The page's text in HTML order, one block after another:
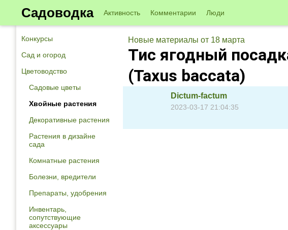
Садоводка Активность Комментарии Люди
Конкурсы
Сад и огород
Цветоводство
Садовые цветы
Хвойные растения
Декоративные растения
Растения в дизайне
сада
Комнатные растения
Болезни, вредители
Препараты, удобрения
Инвентарь,
сопутствующие
аксессуары
Новые материалы от 18 марта
Тис ягодный
(Taxus baccata)
Dictum-factum
2023-03-17 21:04:35